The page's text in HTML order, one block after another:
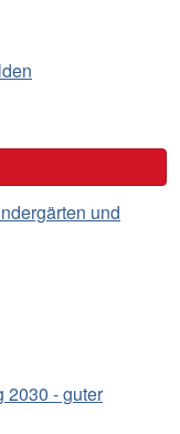
und
2030 - guter